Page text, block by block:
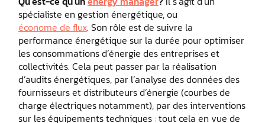
spécialiste en gestion énergétique, ou
économe de flux. Son rôle est de suivre la
performance énergétique sur la durée pour optimiser
les consommations d’énergie des entreprises et
collectivités. Cela peut passer par la réalisation
d’audits énergétiques, par l’analyse des données des
fournisseurs et distributeurs d’énergie (courbes de
charge électriques notamment), par des interventions
sur les équipements techniques : tout cela en vue de